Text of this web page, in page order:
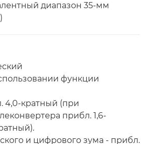
диапазон 35-мм
функции
4,0-кратный (при
прибл. 1,6-
и цифрового зума - прибл.